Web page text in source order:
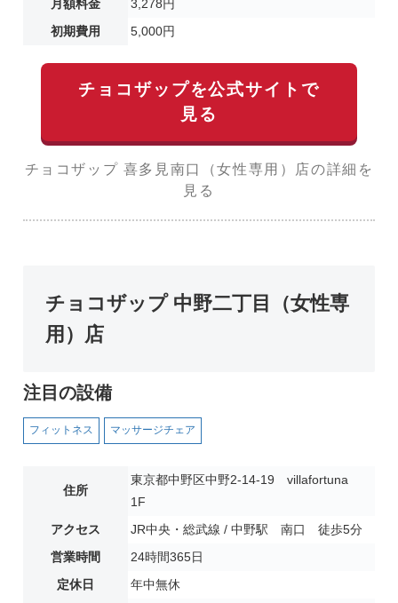
月額料金
3,278円
初期費用
5,000円
チョコザップを公式サイトで
見る
チョコザップ 喜多見南口（女性専用）店の詳細を
見る
チョコザップ 中野二丁目（女性専
用）店
注目の設備
フィットネス マッサージチェア
住所
東京都中野区中野2-14-19 villafortuna
1F
アクセス
JR中央・総武線 / 中野駅 南口 徒歩5分
営業時間
24時間365日
定休日
年中無休